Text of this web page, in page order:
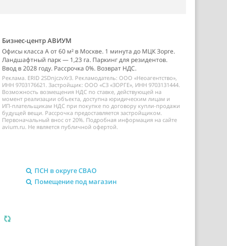
Бизнес-центр АВИУМ
Офисы класса А от 60 м² в Москве. 1 минута до МЦК Зорге.
Ландшафтный парк — 1,23 га. Паркинг для резидентов.
Ввод в 2028 году. Рассрочка 0%. Возврат НДС.
Реклама. ERID 2SDnjczvXr3. Рекламодатель: ООО «Неоагентство»,
ИНН 9703176621. Застройщик: ООО «СЗ «ЗОРГЕ», ИНН 9703131444.
Возможность возмещения НДС по ставке, действующей на
момент реализации объекта, доступна юридическим лицам и
ИП-плательщикам НДС при покупке по договору купли-продажи
будущей вещи. Рассрочка предоставляется застройщиком.
Первоначальный внос от 20%. Подробная информация на сайте
avium.ru. Не является публичной офертой.
ПСН в округе СВАО
Помещение под магазин